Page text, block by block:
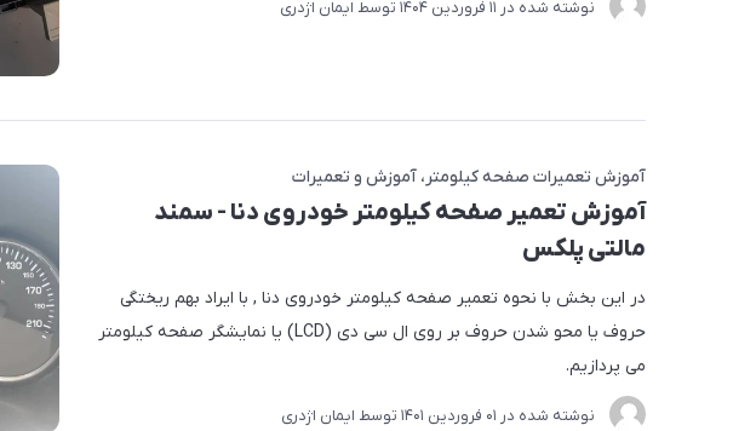
نوشته شده در 11 فروردین 1404 توسط ایمان اژدری
آموزش تعمیرات صفحه کیلومتر آموزش و تعمیرات
آموزش تعمیر صفحه کیلومتر خودروی دنا - سمند
مالتی پلکس
در این بخش با نحوه تعمیر صفحه کیلومتر خودروی دنا , با ایراد بهم ریختگی
حروف یا محو شدن حروف بر روی ال سی دی (LCD) یا نمایشگر صفحه کیلومتر
می پردازیم.
نوشته شده در 01 فروردین 1401 توسط ایمان اژدری